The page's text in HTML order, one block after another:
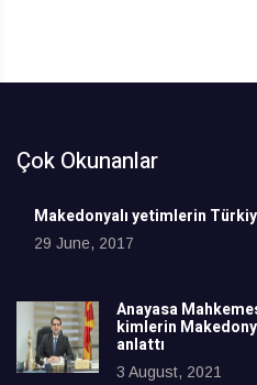
Çok Okunanlar
Makedonyalı yetimlerin
29 June, 2017
Anayasa
kimlerin
anlattı
3 August, 2021